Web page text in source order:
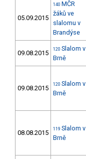
05.09.2015
140 MČR
žáků ve
slalomu v
Brandýse
09.08.2015 120 Slalom v
Brně
09.08.2015 120 Slalom v
Brně
08.08.2015 119 Slalom v
Brně